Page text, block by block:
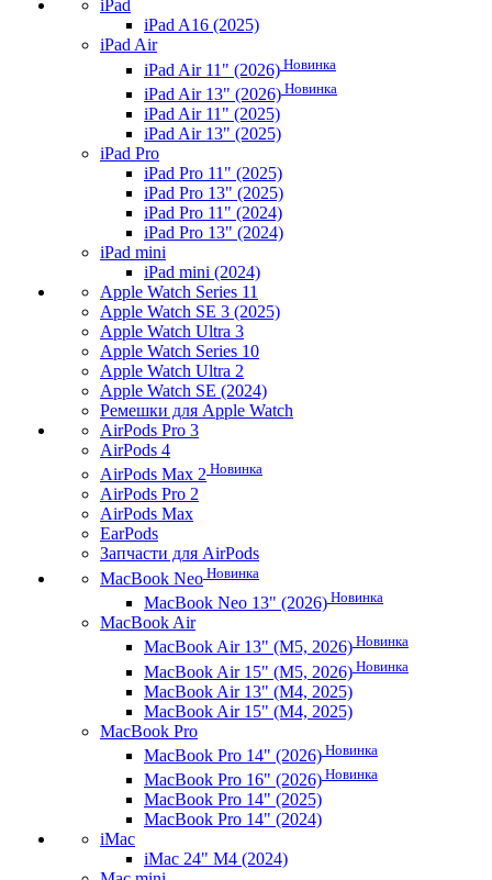
iPad
iPad A16 (2025)
iPad Air
iPad Air 11" (2026) Новинка
iPad Air 13" (2026) Новинка
iPad Air 11" (2025)
iPad Air 13" (2025)
iPad Pro
iPad Pro 11" (2025)
iPad Pro 13" (2025)
iPad Pro 11" (2024)
iPad Pro 13" (2024)
iPad mini
iPad mini (2024)
Apple Watch Series 11
Apple Watch SE 3 (2025)
Apple Watch Ultra 3
Apple Watch Series 10
Apple Watch Ultra 2
Apple Watch SE (2024)
Ремешки для Apple Watch
AirPods Pro 3
AirPods 4
AirPods Max 2 Новинка
AirPods Pro 2
AirPods Max
EarPods
Запчасти для AirPods
MacBook Neo Новинка
MacBook Neo 13" (2026) Новинка
MacBook Air
MacBook Air 13" (M5, 2026) Новинка
MacBook Air 15" (M5, 2026) Новинка
MacBook Air 13" (M4, 2025)
MacBook Air 15" (M4, 2025)
MacBook Pro
MacBook Pro 14" (2026) Новинка
MacBook Pro 16" (2026) Новинка
MacBook Pro 14" (2025)
MacBook Pro 14" (2024)
iMac
iMac 24" M4 (2024)